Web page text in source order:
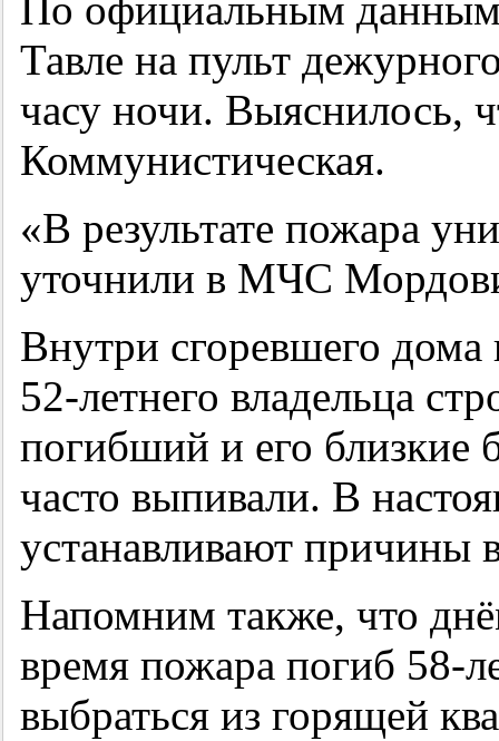
Тавле на пульт
часу ночи. Выяснилось,
Коммунистическая.
«В результате пожара
уточнили в МЧС
Внутри сгоревшего
52-летнего владельца
погибший и его близкие
часто выпивали. В
устанавливают причины
Напомним также, что
время пожара погиб 58-
выбраться из горящей